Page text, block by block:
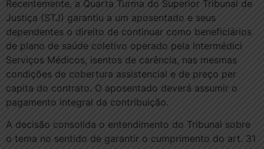
Recentemente, a Quarta Turma do Superior Tribunal de
Justiça (STJ) garantiu a um aposentado e seus
dependentes o direito de continuar como beneficiários
de plano de saúde coletivo operado pela Intermédici
Serviços Médicos, isentos de carência, nas mesmas
condições de cobertura assistencial e de preço per
capita do contrato. O aposentado deverá assumir o
pagamento integral da contribuição.
A decisão consolida o entendimento do Tribunal sobre
o tema no sentido de garantir o cumprimento do art. 31